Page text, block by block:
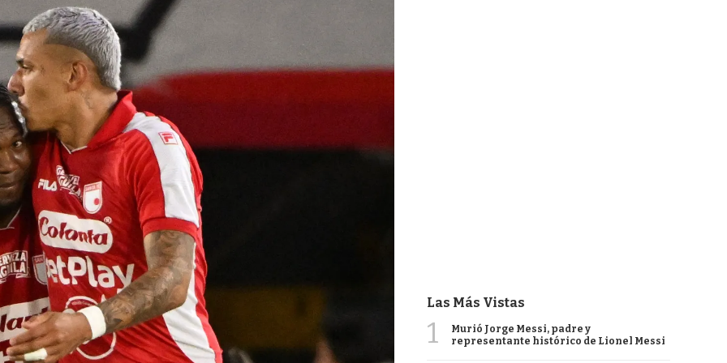
Las Más Vistas
1
Murió Jorge Messi, padre y
representante histórico de Lionel Messi